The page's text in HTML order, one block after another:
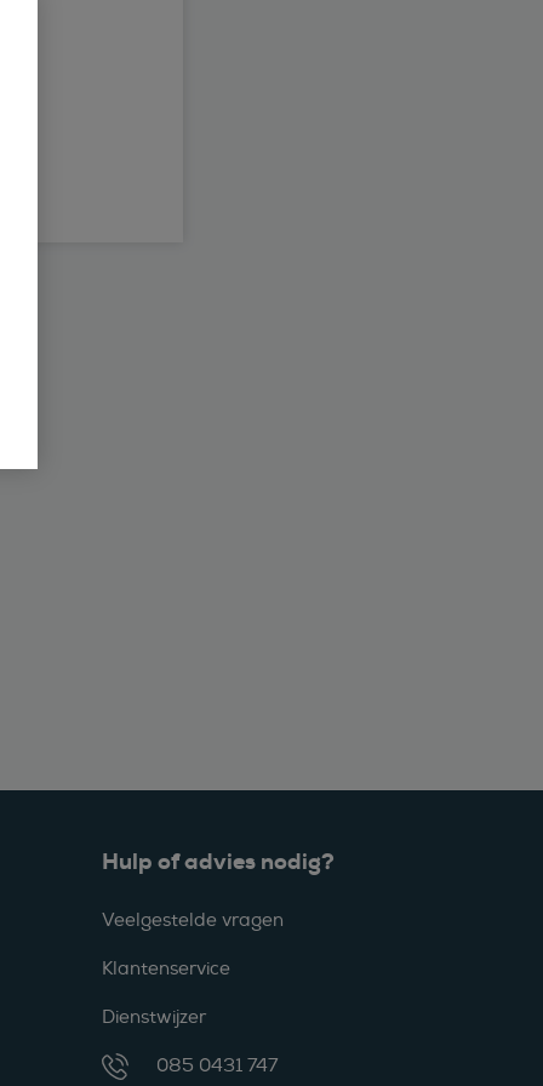
Hulp of advies nodig?
Veelgestelde vragen
Klantenservice
Dienstwijzer
085 0431 747